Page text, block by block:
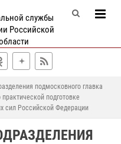
службы
Российской
подмосковного главка
подготовке
сил Российской Федерации